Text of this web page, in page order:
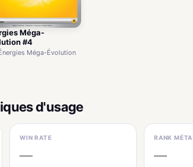
Méga-
#4
Méga-Évolution
d'usage
WIN RATE
—
RANK MÉTA
—